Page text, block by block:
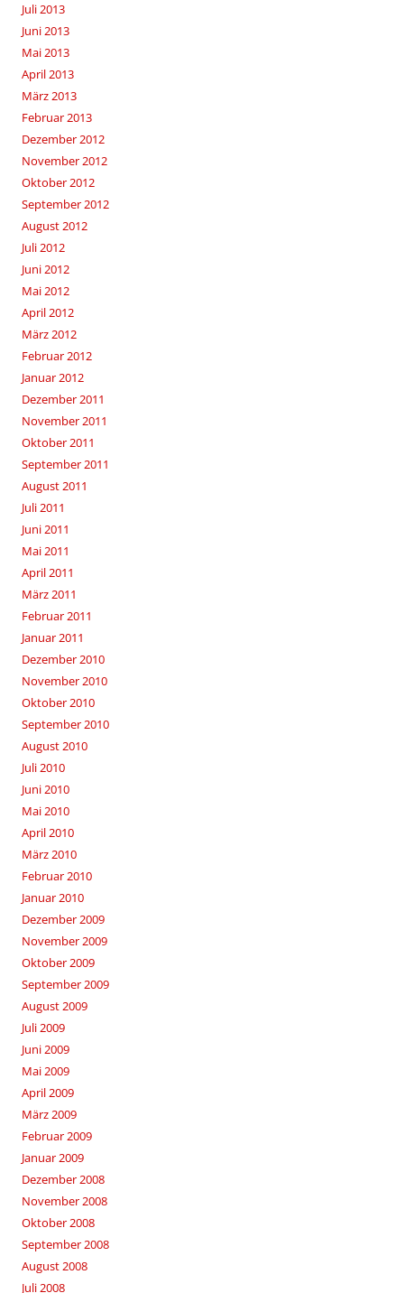
Juli 2013
Juni 2013
Mai 2013
April 2013
März 2013
Februar 2013
Dezember 2012
November 2012
Oktober 2012
September 2012
August 2012
Juli 2012
Juni 2012
Mai 2012
April 2012
März 2012
Februar 2012
Januar 2012
Dezember 2011
November 2011
Oktober 2011
September 2011
August 2011
Juli 2011
Juni 2011
Mai 2011
April 2011
März 2011
Februar 2011
Januar 2011
Dezember 2010
November 2010
Oktober 2010
September 2010
August 2010
Juli 2010
Juni 2010
Mai 2010
April 2010
März 2010
Februar 2010
Januar 2010
Dezember 2009
November 2009
Oktober 2009
September 2009
August 2009
Juli 2009
Juni 2009
Mai 2009
April 2009
März 2009
Februar 2009
Januar 2009
Dezember 2008
November 2008
Oktober 2008
September 2008
August 2008
Juli 2008